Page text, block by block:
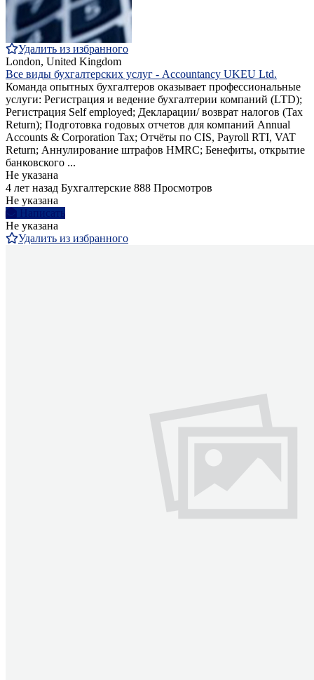
Удалить из избранного
London, United Kingdom
Все виды бухгалтерских услуг - Accountancy UKEU Ltd.
Команда опытных бухгалтеров оказывает профессиональные
услуги: Регистрация и ведение бухгалтерии компаний (LTD);
Регистрация Self employed; Декларации/ возврат налогов (Tax
Return); Подготовка годовых отчетов для компаний Annual
Accounts & Corporation Tax; Отчёты по CIS, Payroll RTI, VAT
Return; Аннулирование штрафов HMRC; Бенефиты, открытие
банковского ...
Не указана
4 лет назад Бухгалтерские 888 Просмотров
Не указана
Написать
Не указана
Удалить из избранного